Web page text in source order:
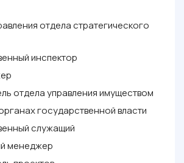
отдела стратегического
инспектор
отдела управления имуществом
государственной власти
служащий
менеджер